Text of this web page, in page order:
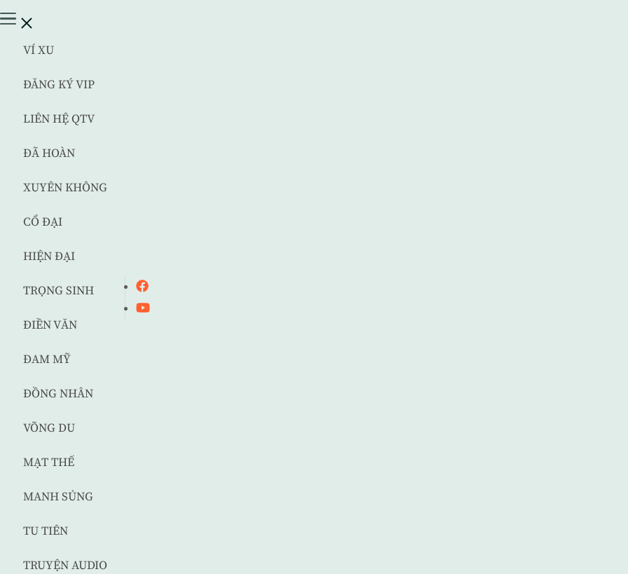
VÍ XU
ĐĂNG KÝ VIP
LIÊN HỆ QTV
ĐÃ HOÀN
XUYÊN KHÔNG
CỔ ĐẠI
HIỆN ĐẠI
TRỌNG SINH
ĐIỀN VĂN
ĐAM MỸ
ĐỒNG NHÂN
VÕNG DU
MẠT THẾ
MANH SỦNG
TU TIÊN
TRUYỆN AUDIO